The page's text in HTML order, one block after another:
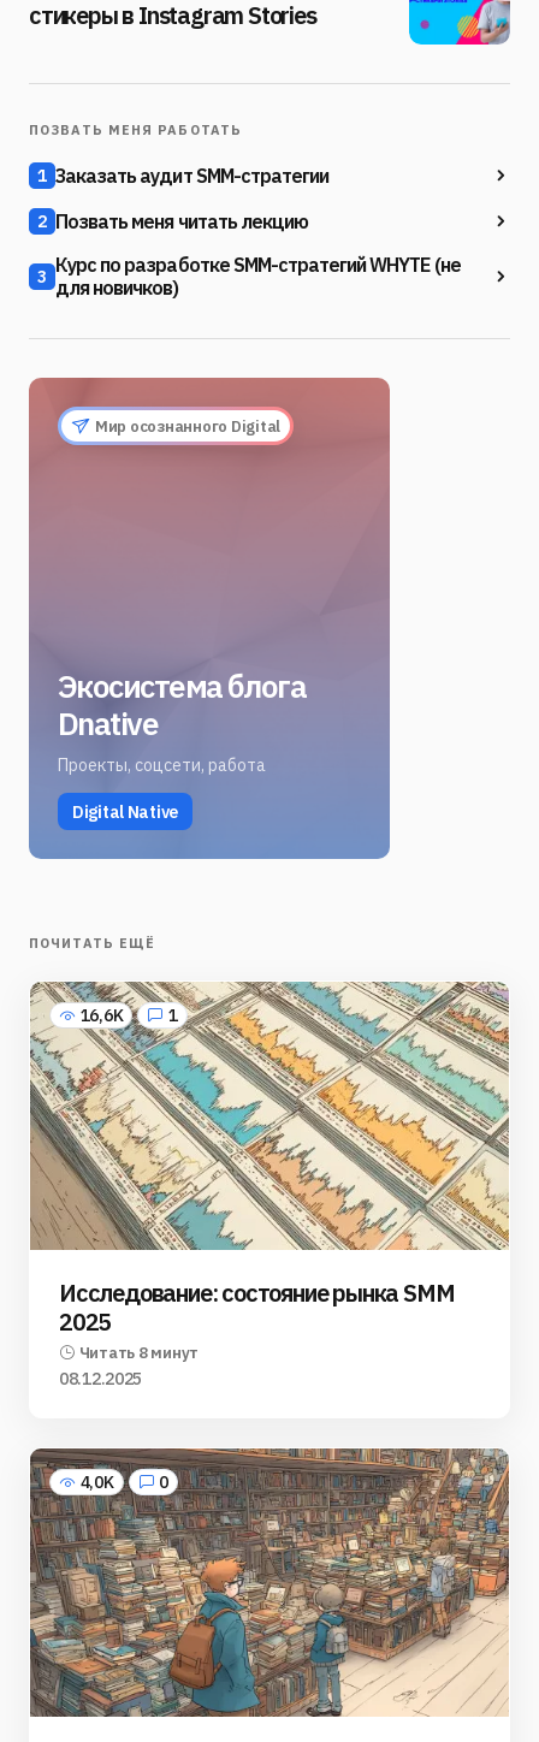
стикеры в Instagram Stories
ПОЗВАТЬ МЕНЯ РАБОТАТЬ
1 Заказать аудит SMM-стратегии
2 Позвать меня читать лекцию
3 Курс по разработке SMM-стратегий WHYTE (не
для новичков)
Мир осознанного Digital
Экосистема блога
Dnative
Проекты, соцсети, работа
Digital Native
ПОЧИТАТЬ ЕЩЁ
16,6K 1
Исследование: состояние рынка SMM
2025
Читать 8 минут
08.12.2025
4,0K 0